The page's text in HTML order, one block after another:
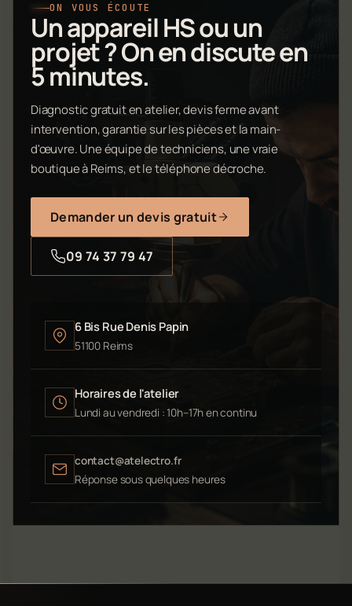
ON VOUS ÉCOUTE
Un appareil HS ou un
projet ? On en discute en
5 minutes.
Diagnostic gratuit en atelier, devis ferme avant
intervention, garantie sur les pièces et la main-
d'œuvre. Une équipe de techniciens, une vraie
boutique à Reims, et le téléphone décroche.
Demander un devis gratuit
09 74 37 79 47
6 Bis Rue Denis Papin
51100 Reims
Horaires de l'atelier
Lundi au vendredi : 10h–17h en continu
contact@atelectro.fr
Réponse sous quelques heures